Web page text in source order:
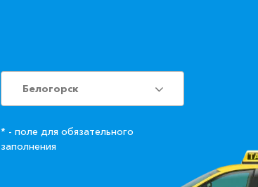
Белогорск
* - поле для обязательного
заполнения